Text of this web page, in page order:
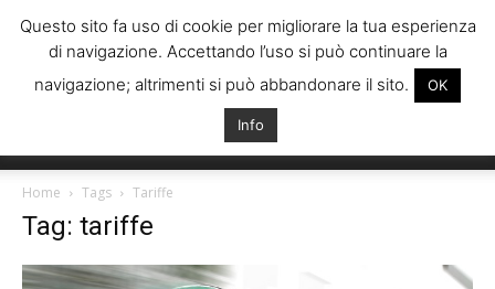
Italiani
Home Tags Tariffe
Tag: tariffe
Questo sito fa uso di cookie per migliorare la tua esperienza
di navigazione. Accettando l’uso si può continuare la
navigazione; altrimenti si può abbandonare il sito.
OK
Info